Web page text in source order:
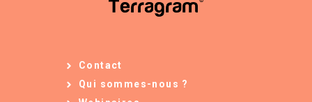
Contact
Qui sommes-nous ?